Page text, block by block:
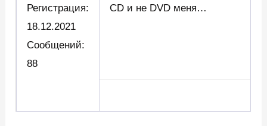
Регистрация:
18.12.2021
Сообщений:
88
CD и не DVD меня…